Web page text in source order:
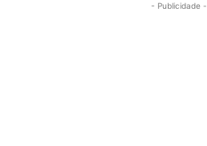
- Publicidade -